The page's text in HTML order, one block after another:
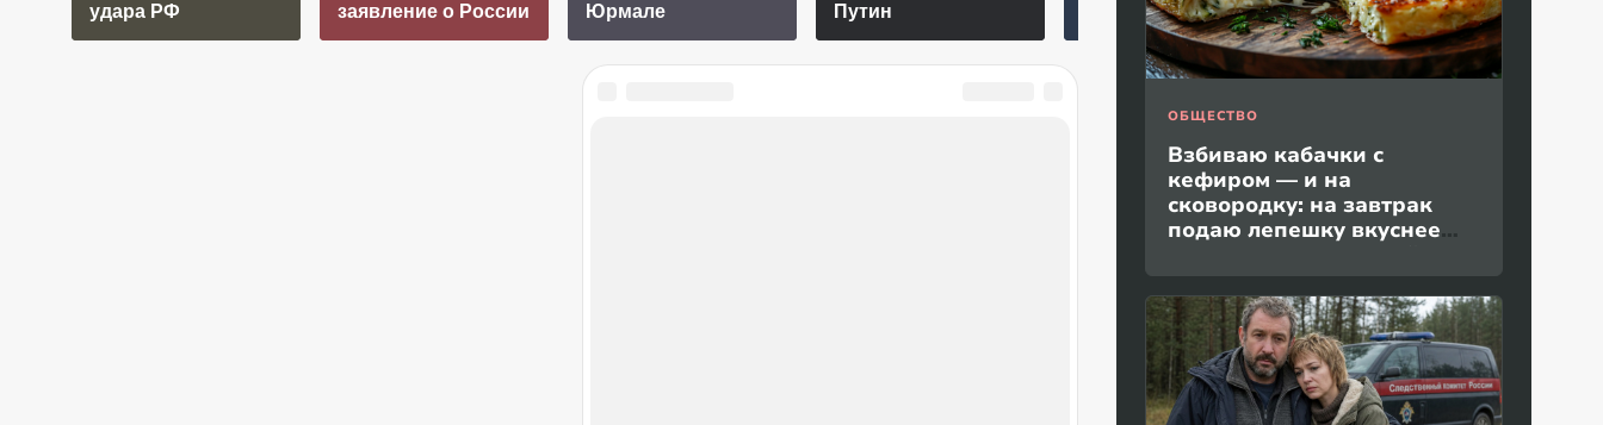
удара РФ
заявление о России
Юрмале
Путин
Игорю Крутому
закончится СВО
ОБЩЕСТВО
Взбиваю кабачки с
кефиром — и на
сковородку: на завтрак
подаю лепешку вкуснее